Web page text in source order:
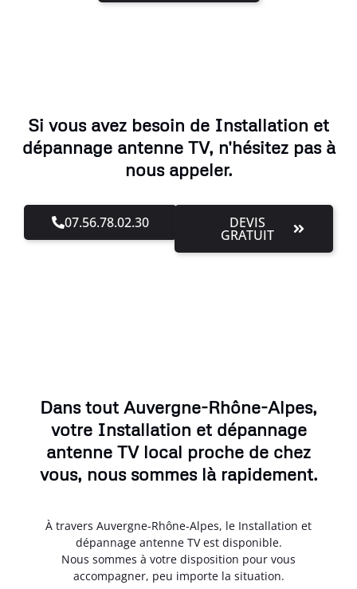
Si vous avez besoin de Installation et
dépannage antenne TV, n'hésitez pas à
nous appeler.
07.56.78.02.30 DEVIS
GRATUIT
Dans tout Auvergne-Rhône-Alpes,
votre Installation et dépannage
antenne TV local proche de chez
vous, nous sommes là rapidement.
À travers Auvergne-Rhône-Alpes, le Installation et
dépannage antenne TV est disponible.
Nous sommes à votre disposition pour vous
accompagner, peu importe la situation.